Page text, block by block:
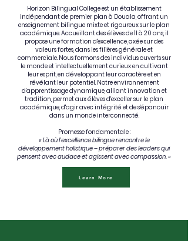
Horizon Bilingual College est un établissement
indépendant de premier plan à Douala, offrant un
enseignement bilingue mixte et rigoureux sur le plan
académique. Accueillant des élèves de 11 à 20 ans, il
propose une formation d'excellence, axée sur des
valeurs fortes, dans les filières générale et
commerciale. Nous formons des individus ouverts sur
le monde et intellectuellement curieux en cultivant
leur esprit, en développant leur caractère et en
révélant leur potentiel. Notre environnement
d'apprentissage dynamique, alliant innovation et
tradition, permet aux élèves d'exceller sur le plan
académique, d'agir avec intégrité et de s'épanouir
dans un monde interconnecté.
Promesse fondamentale :
« Là où l’excellence bilingue rencontre le
développement holistique – préparer des leaders qui
pensent avec audace et agissent avec compassion. »
Learn More